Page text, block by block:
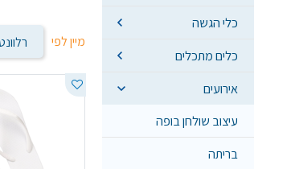
כלי הגשה
כלים מתכלים
אירועים
עיצוב שולחן בופה
בריתה
מיין לפי